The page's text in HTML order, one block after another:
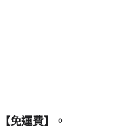
【免運費】 。